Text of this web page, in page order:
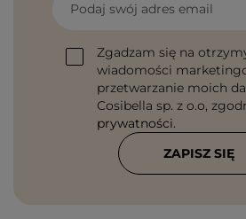
Podaj swój adres email
Zgadzam się na
wiadomości
przetwarzanie moich
Cosibella sp. z o.o,
prywatności.
ZAPISZ SIĘ